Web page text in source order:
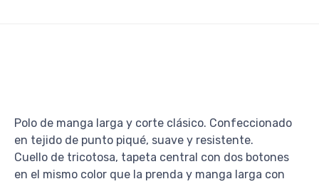
Polo de manga larga y corte clásico. Confeccionado
en tejido de punto piqué, suave y resistente.
Cuello de tricotosa, tapeta central con dos botones
en el mismo color que la prenda y manga larga con